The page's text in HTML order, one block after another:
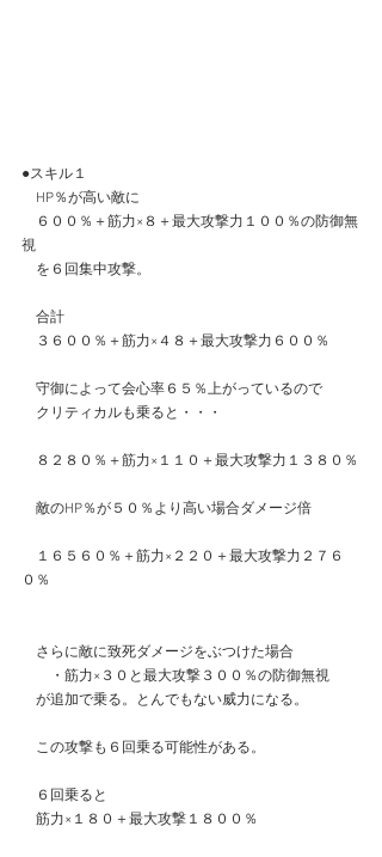
●スキル１
HP％が高い敵に
６００％＋筋力×８＋最大攻撃力１００％の防御無
視
を６回集中攻撃。
合計
３６００％＋筋力×４８＋最大攻撃力６００％
守御によって会心率６５％上がっているので
クリティカルも乗ると・・・
８２８０％＋筋力×１１０＋最大攻撃力１３８０％
敵のHP％が５０％より高い場合ダメージ倍
１６５６０％＋筋力×２２０＋最大攻撃力２７６
０％
さらに敵に致死ダメージをぶつけた場合
・筋力×３０と最大攻撃３００％の防御無視
が追加で乗る。とんでもない威力になる。
この攻撃も６回乗る可能性がある。
６回乗ると
筋力×１８０＋最大攻撃１８００％